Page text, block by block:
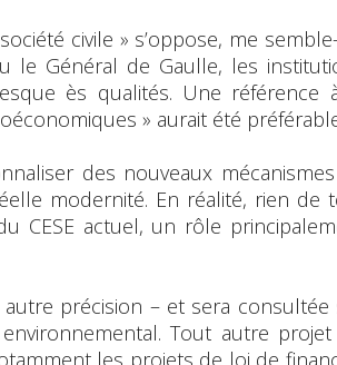
civile » s’oppose, me
le Général de Gaulle, les
ès qualités. Une référence
» aurait été
des nouveaux
modernité. En réalité, rien de
CESE actuel, un rôle
précision – et sera consultée
Tout autre
les projets de loi de